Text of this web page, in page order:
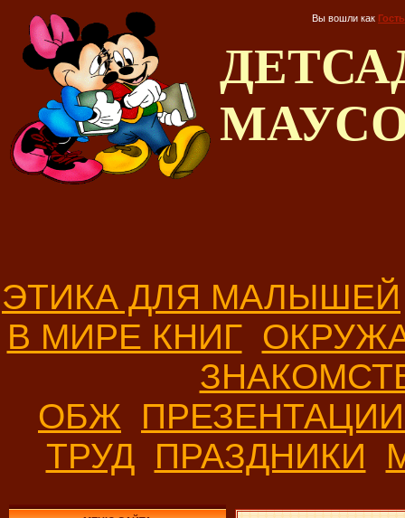
Вы вошли как Гость
ЭТИКА ДЛЯ МАЛЫШЕЙ
В МИРЕ КНИГ
ОБЖ
ТРУД ПРАЗДНИКИ